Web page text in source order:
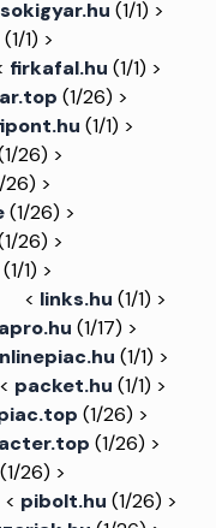
(1/1) >
(1/1) >
firkafal.hu (1/1) >
(1/26) >
(1/1) >
26) >
26) >
(1/26) >
26) >
(1/1) >
< links.hu (1/1) >
(1/17) >
(1/1) >
< packet.hu (1/1) >
(1/26) >
(1/26) >
(1/26) >
< pibolt.hu (1/26) >